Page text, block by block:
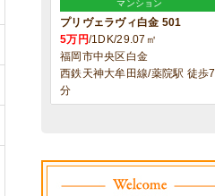
マンション
プリヴェラヴィ白金 501
5万円/1DK/29.07㎡
福岡市中央区白金
西鉄天神大牟田線/薬院駅 徒歩7
分